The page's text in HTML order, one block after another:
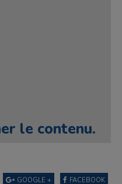
le contenu.
FACEBOOK
GOOGLE +